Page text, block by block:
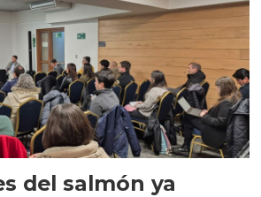
del salmón ya